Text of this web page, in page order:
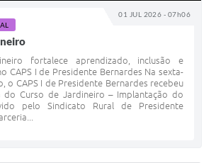
01 JUL 2026 - 07h06
fortalece aprendizado, inclusão e
CAPS I de Presidente Bernardes Na sexta-
o CAPS I de Presidente Bernardes recebeu
do Curso de Jardineiro – Implantação do
pelo Sindicato Rural de Presidente